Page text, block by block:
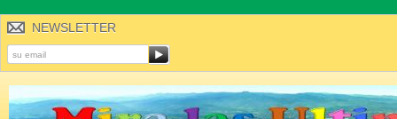
NEWSLETTER